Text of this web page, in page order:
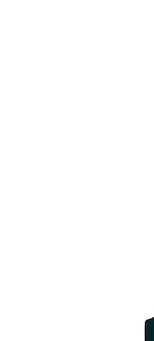
persoonsgegevens
ook meer informatie over
2. Wie is
voor dit